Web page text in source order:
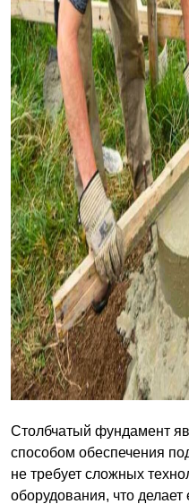
Столбчатый фундамент
способом обеспечения
не требует сложных
оборудования, что